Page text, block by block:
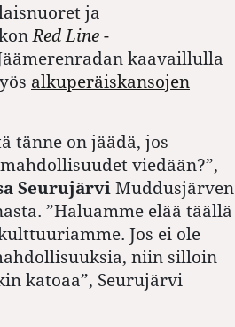
ja
Red Line -
kaavaillulla
alkuperäiskansojen
tänne on jäädä, jos
viedään?”,
Seurujärvi Muddusjärven
”Haluamme elää täällä
Jos ei ole
niin silloin
katoaa”, Seurujärvi